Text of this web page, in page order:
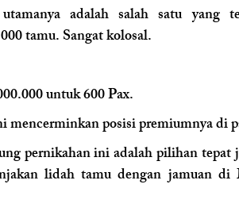
adalah salah satu yang
tamu. Sangat kolosal.
untuk 600 Pax.
mencerminkan posisi premiumnya di
pernikahan ini adalah pilihan tepat
lidah tamu dengan jamuan di